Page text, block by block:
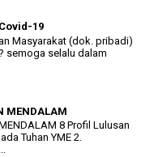
19
Masyarakat (dok. pribadi)
semoga selalu dalam
MENDALAM
8 Profil Lulusan
Tuhan YME 2.